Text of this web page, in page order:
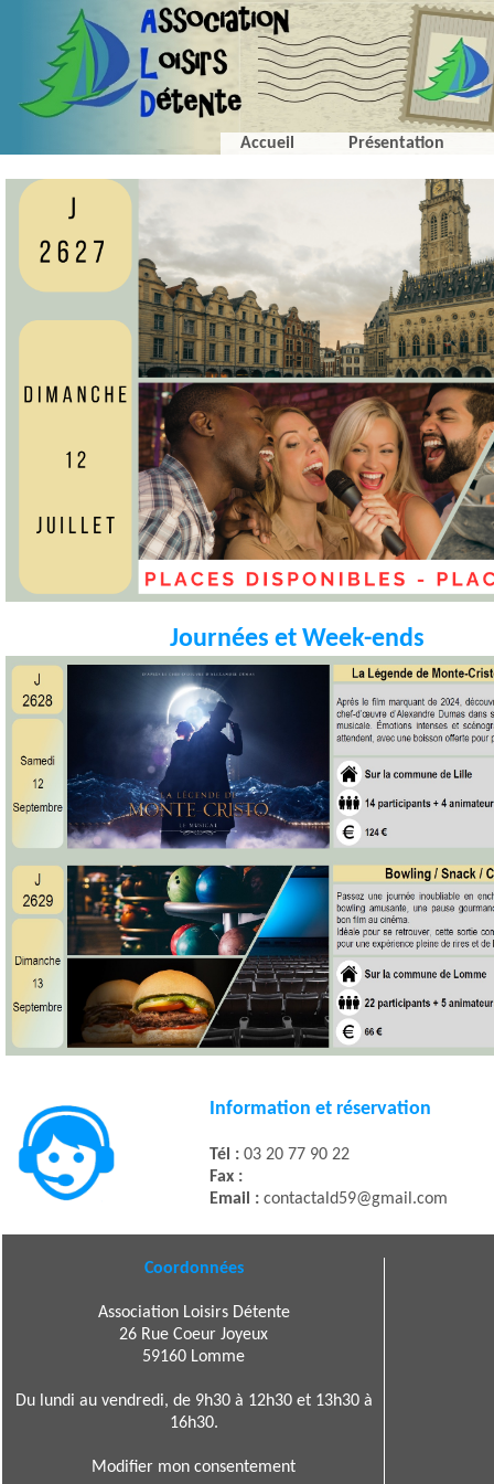
Accueil Présentation
Journées et Week-ends
Information et réservation
Tél : 03 20 77 90 22
Fax :
Email : contactald59@gmail.com
Coordonnées
Association Loisirs Détente
26 Rue Coeur Joyeux
59160 Lomme
Du lundi au vendredi, de 9h30 à 12h30 et 13h30 à
16h30.
Modifier mon consentement